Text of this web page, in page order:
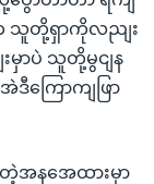
ေ သူတို့ရှာကိုလညျး
းမှာပဲ သူတို့မွငျန
ဒီကြောကျဖြာ
တဲ့အနအေထားမှာ